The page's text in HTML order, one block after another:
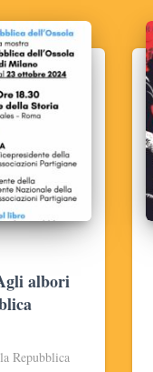
albori
Repubblica